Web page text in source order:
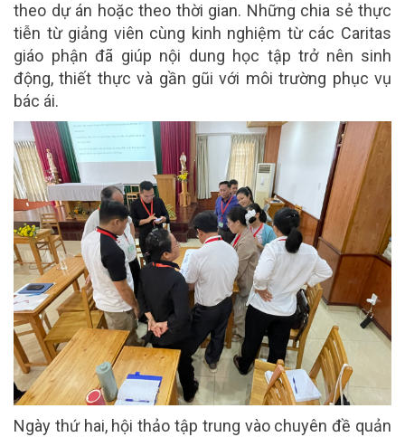
theo dự án hoặc theo thời gian. Những chia sẻ thực
tiễn từ giảng viên cùng kinh nghiệm từ các Caritas
giáo phận đã giúp nội dung học tập trở nên sinh
động, thiết thực và gần gũi với môi trường phục vụ
bác ái.
Ngày thứ hai, hội thảo tập trung vào chuyên đề quản